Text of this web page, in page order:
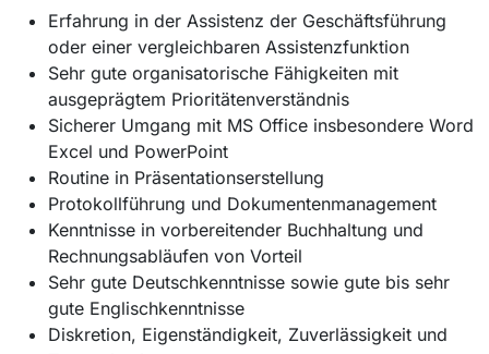
Erfahrung in der Assistenz der Geschäftsführung
oder einer vergleichbaren Assistenzfunktion
Sehr gute organisatorische Fähigkeiten mit
ausgeprägtem Prioritätenverständnis
Sicherer Umgang mit MS Office insbesondere Word
Excel und PowerPoint
Routine in Präsentationserstellung
Protokollführung und Dokumentenmanagement
Kenntnisse in vorbereitender Buchhaltung und
Rechnungsabläufen von Vorteil
Sehr gute Deutschkenntnisse sowie gute bis sehr
gute Englischkenntnisse
Diskretion, Eigenständigkeit, Zuverlässigkeit und